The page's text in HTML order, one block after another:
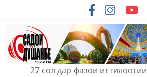
content
27 сол дар фазои